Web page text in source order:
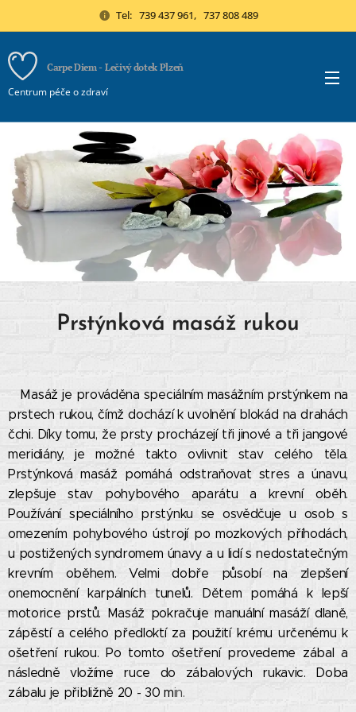
Tel: 739 437 961, 737 808 489
Carpe Diem - Lečivý dotek Plzeň
Centrum péče o zdraví
Prstýnková masáž rukou
Masáž je prováděna speciálním masážním prstýnkem na
prstech rukou, čímž dochází k uvolnění blokád na drahách
čchi. Díky tomu, že prsty procházejí tři jinové a tři jangové
meridiány, je možné takto ovlivnit stav celého těla.
Prstýnková masáž pomáhá odstraňovat stres a únavu,
zlepšuje stav pohybového aparátu a krevní oběh.
Používání speciálního prstýnku se osvědčuje u osob s
omezením pohybového ústrojí po mozkových příhodách,
u postižených syndromem únavy a u lidí s nedostatečným
krevním oběhem. Velmi dobře působí na zlepšení
onemocnění karpálních tunelů. Dětem pomáhá k lepší
motorice prstů. Masáž pokračuje manuální masáží dlaně,
zápěstí a celého předloktí za použití krému určenému k
ošetření rukou. Po tomto ošetření provedeme zábal a
následně vložíme ruce do zábalových rukavic. Doba
zábalu je přibližně 20 - 30 min.